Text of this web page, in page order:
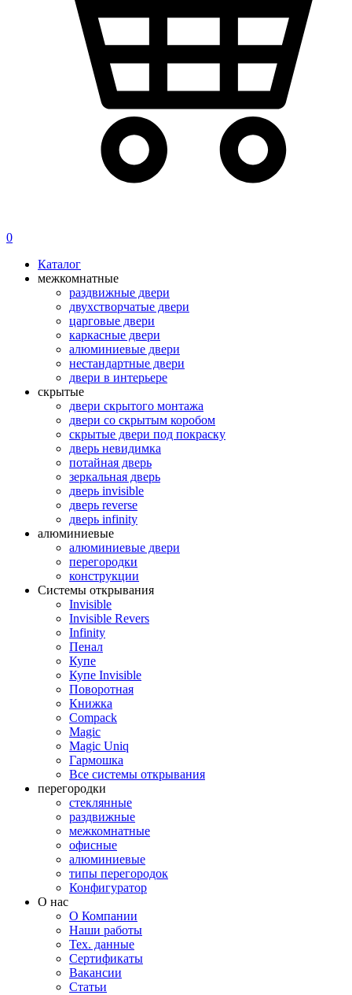
0
Каталог
межкомнатные
раздвижные двери
двухстворчатые двери
царговые двери
каркасные двери
алюминиевые двери
нестандартные двери
двери в интерьере
скрытые
двери скрытого монтажа
двери со скрытым коробом
скрытые двери под покраску
дверь невидимка
потайная дверь
зеркальная дверь
дверь invisible
дверь reverse
дверь infinity
алюминиевые
алюминиевые двери
перегородки
конструкции
Системы открывания
Invisible
Invisible Revers
Infinity
Пенал
Купе
Купе Invisible
Поворотная
Книжка
Compack
Magic
Magic Uniq
Гармошка
Все системы открывания
перегородки
стеклянные
раздвижные
межкомнатные
офисные
алюминиевые
типы перегородок
Конфигуратор
О нас
О Компании
Наши работы
Тех. данные
Сертификаты
Вакансии
Статьи